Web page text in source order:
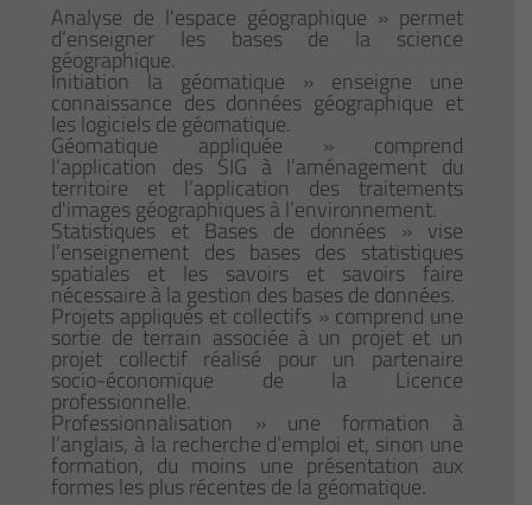
Analyse de l'espace géographique » permet
d’enseigner les bases de la science
géographique.
Initiation la géomatique » enseigne une
connaissance des données géographique et
les logiciels de géomatique.
Géomatique appliquée » comprend
l’application des SIG à l’aménagement du
territoire et l’application des traitements
d'images géographiques à l’environnement.
Statistiques et Bases de données » vise
l’enseignement des bases des statistiques
spatiales et les savoirs et savoirs faire
nécessaire à la gestion des bases de données.
Projets appliqués et collectifs » comprend une
sortie de terrain associée à un projet et un
projet collectif réalisé pour un partenaire
socio-économique de la Licence
professionnelle.
Professionnalisation » une formation à
l’anglais, à la recherche d’emploi et, sinon une
formation, du moins une présentation aux
formes les plus récentes de la géomatique.